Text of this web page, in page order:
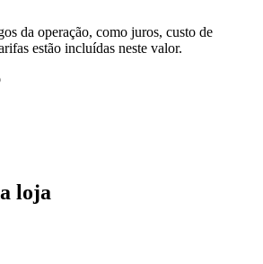
da operação, como juros, custo de
estão incluídas neste valor.
loja